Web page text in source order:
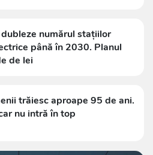
numărul stațiilor
până în 2030. Planul
de lei
trăiesc aproape 95 de ani.
nu intră în top